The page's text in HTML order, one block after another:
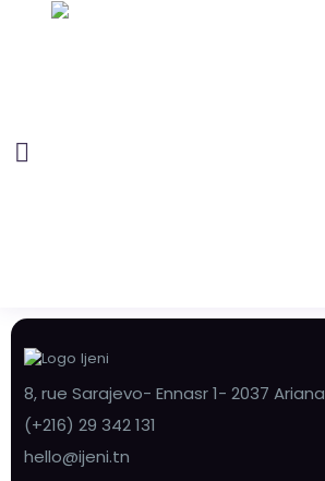
8, rue Sarajevo- Ennasr 1- 2037 Ariana
(+216) 29 342 131
hello@ijeni.tn